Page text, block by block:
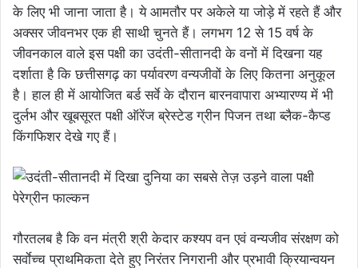
के लिए भी जाना जाता है। ये आमतौर पर अकेले या जोड़े में रहते हैं और
अक्सर जीवनभर एक ही साथी चुनते हैं। लगभग 12 से 15 वर्ष के
जीवनकाल वाले इस पक्षी का उदंती-सीतानदी के वनों में दिखना यह
दर्शाता है कि छत्तीसगढ़ का पर्यावरण वन्यजीवों के लिए कितना अनुकूल
है। हाल ही में आयोजित बर्ड सर्वे के दौरान बारनवापारा अभ्यारण्य में भी
दुर्लभ और खूबसूरत पक्षी ऑरेंज ब्रेस्टेड ग्रीन पिजन तथा ब्लैक-कैप्ड
किंगफिशर देखे गए हैं।
गौरतलब है कि वन मंत्री श्री केदार कश्यप वन एवं वन्यजीव संरक्षण को
सर्वाेच्च प्राथमिकता देते हुए निरंतर निगरानी और प्रभावी क्रियान्वयन